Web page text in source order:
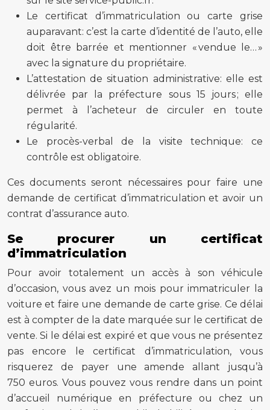
Le certificat d’immatriculation ou carte grise
auparavant: c’est la carte d’identité de l’auto, elle
doit être barrée et mentionner « vendue le… »
avec la signature du propriétaire.
L’attestation de situation administrative: elle est
délivrée par la préfecture sous 15 jours ; elle
permet à l’acheteur de circuler en toute
régularité.
Le procès-verbal de la visite technique: ce
contrôle est obligatoire.
Ces documents seront nécessaires pour faire une
demande de certificat d’immatriculation et avoir un
contrat d’assurance auto.
Se procurer un certificat
d’immatriculation
Pour avoir totalement un accès à son véhicule
d’occasion, vous avez un mois pour immatriculer la
voiture et faire une demande de carte grise. Ce délai
est à compter de la date marquée sur le certificat de
vente. Si le délai est expiré et que vous ne présentez
pas encore le certificat d’immatriculation, vous
risquerez de payer une amende allant jusqu’à
750 euros. Vous pouvez vous rendre dans un point
d’accueil numérique en préfecture ou chez un